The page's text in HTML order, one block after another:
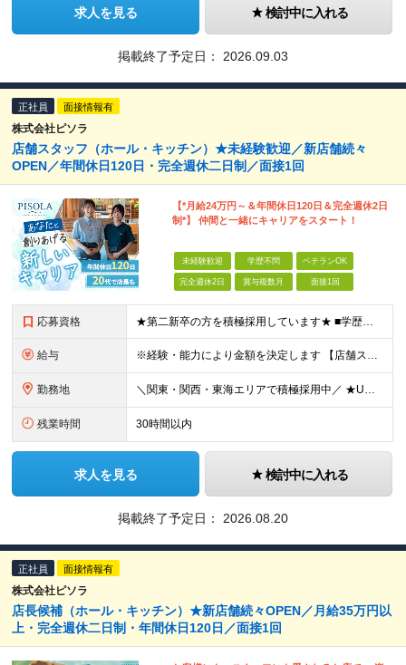
求人を見る 検討中に入れる
掲載終了予定日： 2026.09.03
正社員 面接情報有
株式会社ピソラ
店舗スタッフ（ホール・キッチン）★未経験歓迎／新店舗続々
OPEN／年間休日120日・完全週休二日制／面接1回
【*月給24万円～＆年間休日120日＆完全週休2日
制*】 仲間と一緒にキャリアをスタート！
未経験歓迎 学歴不問 ベテランOK
完全週休2日 賞与複数月 面接1回
応募資格 ★第二新卒の方を積極採用しています★ ■学歴不問 ■業種・職種とも未経験OK！ ＼店長やエリアマネージャーの経験がある方は即戦力として／ 【ブランク・未経験の方も大歓迎】 大切なのは、スタッフや
給与 ※経験・能力により金額を決定します 【店舗スタッフスタート】 ■月給24万3000円～ ※上記金額には固定残業代（19時間分／29,300円）を含む。 ※上記を超える時間外労働分は追加で支給 ※引
勤務地 ＼関東・関西・東海エリアで積極採用中／ ★U・Iターン歓迎！ ★住居手当有り（規定あり） ★WEB面接1回のみ！ ★現在のお住まいから引っ越しが必要な場合には、 住居取得にかかる初期費用・引っ越し
残業時間 30時間以内
求人を見る 検討中に入れる
掲載終了予定日： 2026.08.20
正社員 面接情報有
株式会社ピソラ
店長候補（ホール・キッチン）★新店舗続々OPEN／月給35万円以
上・完全週休二日制・年間休日120日／面接1回